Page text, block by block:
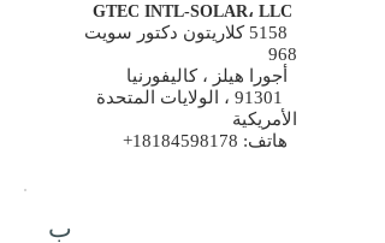
GTEC INTL-SOLAR، LLC
5158 كلاريتون دكتور سويت
968
أجورا هيلز ، كاليفورنيا
91301 ، الولايات المتحدة
الأمريكية
هاتف: 18184598178
+
ب